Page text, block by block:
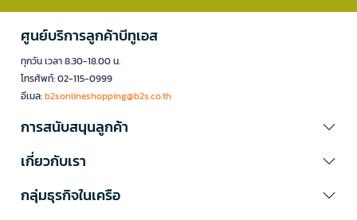
ศูนย์บริการลูกค้าบีทูเอส
ทุกวัน เวลา 8.30-18.00 น.
โทรศัพท์: 02-115-0999
อีเมล:b2sonlineshopping@b2s.co.th
การสนับสนุนลูกค้า
เกี่ยวกับเรา
กลุ่มธุรกิจในเครือ